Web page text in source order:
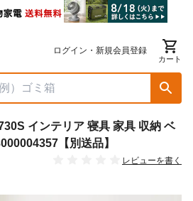
ログイン・新規会員登録
カート
インテリア 寝具 家具 収納 ベ
【別送品】
レビューを書く